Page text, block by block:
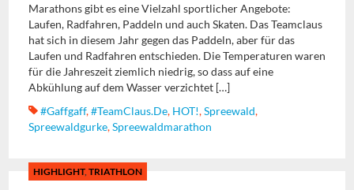
Marathons gibt es eine Vielzahl sportlicher Angebote:
Laufen, Radfahren, Paddeln und auch Skaten. Das Teamclaus
hat sich in diesem Jahr gegen das Paddeln, aber für das
Laufen und Radfahren entschieden. Die Temperaturen waren
für die Jahreszeit ziemlich niedrig, so dass auf eine
Abkühlung auf dem Wasser verzichtet […]
#gaffgaff,#TeamClaus.de, HOT!,Spreewald,
Spreewaldgurke,Spreewaldmarathon
HIGHLIGHT,TRIATHLON